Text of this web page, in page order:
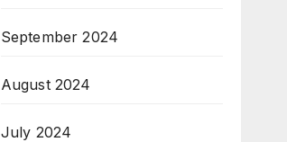
September 2024
August 2024
July 2024